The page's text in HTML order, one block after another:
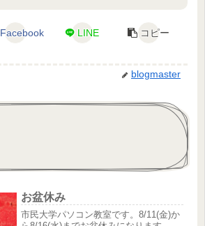
Facebook LINE コピー
blogmaster
お盆休み
市民大学パソコン教室です。8/11(金)か